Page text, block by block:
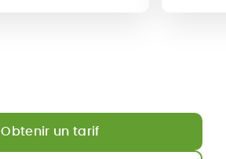
Obtenir un tarif